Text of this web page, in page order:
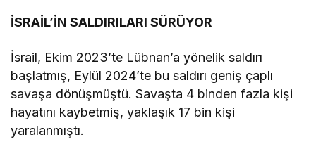
İSRAİL’İN SALDIRILARI SÜRÜYOR
İsrail, Ekim 2023’te Lübnan’a yönelik saldırı
başlatmış, Eylül 2024’te bu saldırı geniş çaplı
savaşa dönüşmüştü. Savaşta 4 binden fazla kişi
hayatını kaybetmiş, yaklaşık 17 bin kişi
yaralanmıştı.